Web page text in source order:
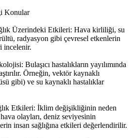
Konular
Üzerindeki Etkileri: Hava kirliliği, su
radyasyon gibi çevresel etkenlerin
incelenir.
Bulaşıcı hastalıkların yayılımında
Örneğin, vektör kaynaklı
gibi) ve su kaynaklı hastalıklar
Etkileri: İklim değişikliğinin neden
hava olayları, deniz seviyesinin
insan sağlığına etkileri değerlendirilir.